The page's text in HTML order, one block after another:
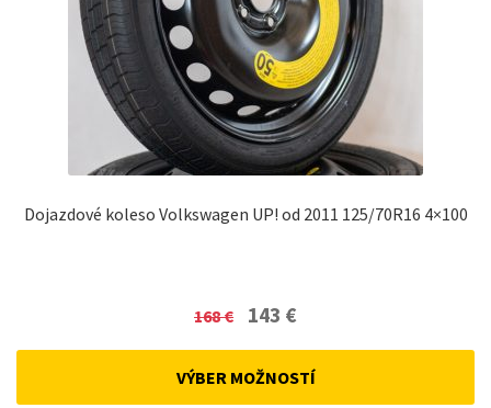
Dojazdové koleso Volkswagen UP! od 2011 125/70R16 4×100
168€
Original
was:
143 €Current
VÝBER MOŽNOSTÍ